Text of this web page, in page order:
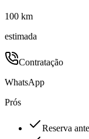
100 km
estimada
Contratação
WhatsApp
Prós
Reserva